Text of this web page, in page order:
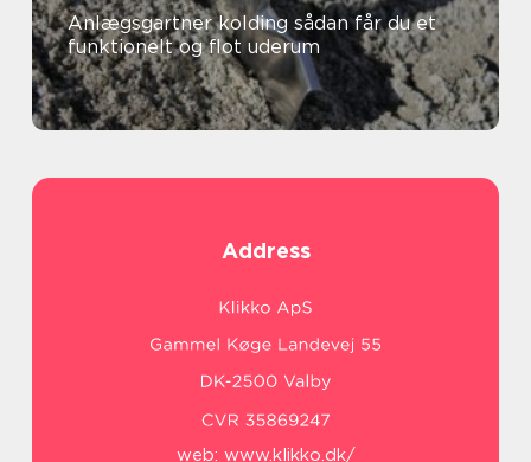
Anlægsgartner kolding sådan får du et
funktionelt og flot uderum
Address
web: www.klikko.dk/